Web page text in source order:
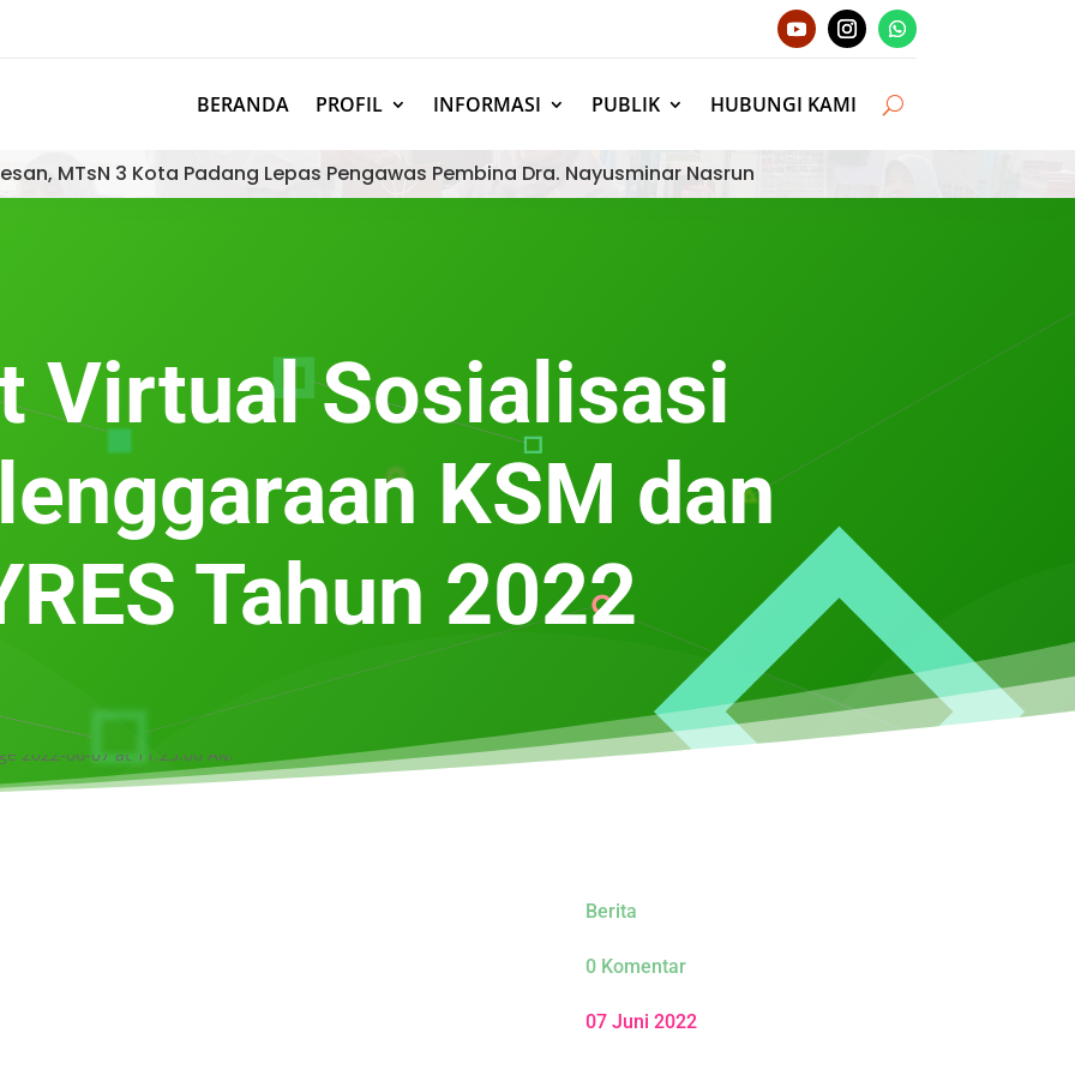
BERANDA PROFIL INFORMASI PUBLIK HUBUNGI KAMI
MTsN 3 Kota Padang Lepas Pengawas Pembina Dra. Nayusminar Nasrun
Virtual Sosialisasi
KSM dan
Tahun 2022
Berita
0 Komentar
07 Juni 2022